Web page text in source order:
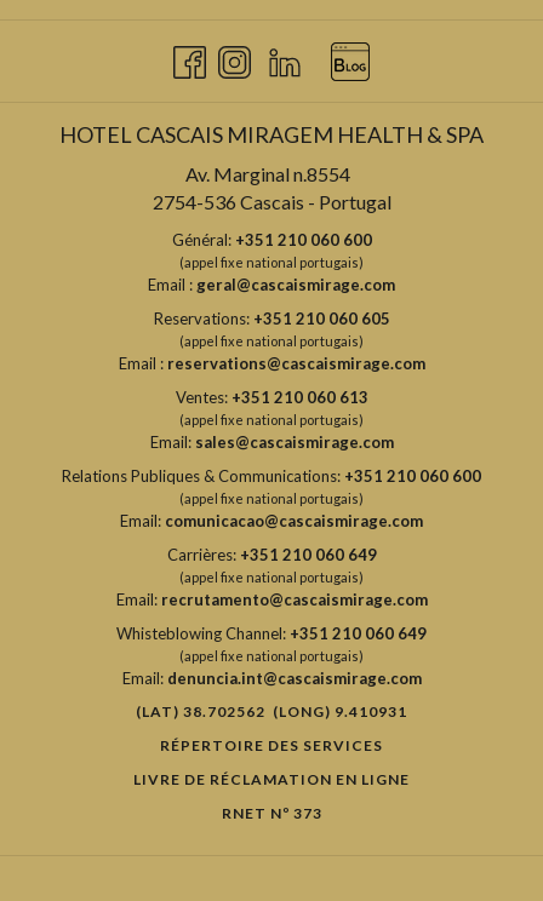
HOTEL CASCAIS MIRAGEM HEALTH & SPA
Av. Marginal n.8554
2754-536 Cascais - Portugal
Général: +351 210 060 600
(appel fixe national portugais)
Email : geral@cascaismirage.com
Reservations: +351 210 060 605
(appel fixe national portugais)
Email : reservations@cascaismirage.com
Ventes: +351 210 060 613
(appel fixe national portugais)
Email: sales@cascaismirage.com
Relations Publiques & Communications: +351 210 060 600
(appel fixe national portugais)
Email: comunicacao@cascaismirage.com
Carrières: +351 210 060 649
(appel fixe national portugais)
Email: recrutamento@cascaismirage.com
Whisteblowing Channel: +351 210 060 649
(appel fixe national portugais)
Email: denuncia.int@cascaismirage.com
(LAT) 38.702562 (LONG) 9.410931
RÉPERTOIRE DES SERVICES
LIVRE DE RÉCLAMATION EN LIGNE
RNET Nº 373